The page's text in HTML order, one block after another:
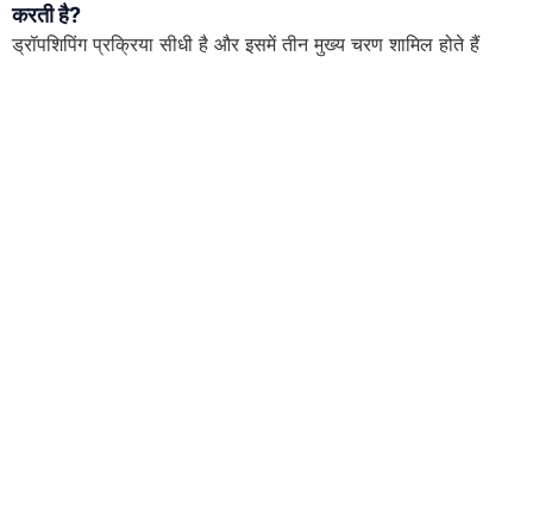
करती है?
ड्रॉपशिपिंग प्रक्रिया सीधी है और इसमें तीन मुख्य चरण शामिल होते हैं